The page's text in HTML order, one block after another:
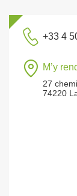
+33 4
M’y
27
74220